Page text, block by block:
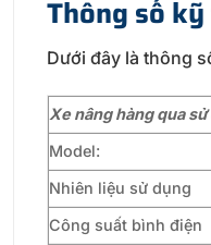
Thông số
Dưới đây là thông
Xe nâng hàng qua
Model:
Nhiên liệu sử dụng
Công suất bình điện